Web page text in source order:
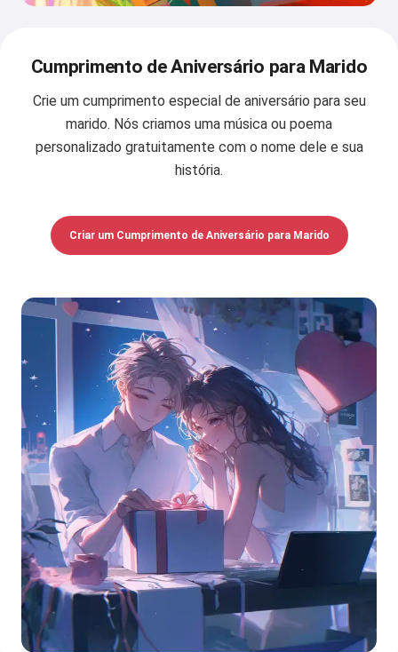
Cumprimento de Aniversário para Marido
Crie um cumprimento especial de aniversário para seu
marido. Nós criamos uma música ou poema
personalizado gratuitamente com o nome dele e sua
história.
Criar um Cumprimento de Aniversário para Marido